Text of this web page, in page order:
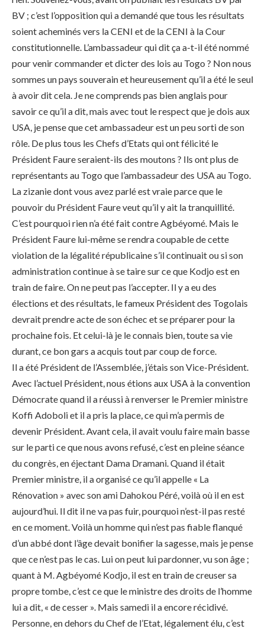
BV ; c’est l’opposition qui a demandé que tous les résultats
soient acheminés vers la CENI et de la CENI à la Cour
constitutionnelle. L’ambassadeur qui dit ça a-t-il été nommé
pour venir commander et dicter des lois au Togo ? Non nous
sommes un pays souverain et heureusement qu’il a été le seul
à avoir dit cela. Je ne comprends pas bien anglais pour
savoir ce qu’il a dit, mais avec tout le respect que je dois aux
USA, je pense que cet ambassadeur est un peu sorti de son
rôle. De plus tous les Chefs d’Etats qui ont félicité le
Président Faure seraient-ils des moutons ? Ils ont plus de
représentants au Togo que l’ambassadeur des USA au Togo.
La zizanie dont vous avez parlé est vraie parce que le
pouvoir du Président Faure veut qu’il y ait la tranquillité.
C’est pourquoi rien n’a été fait contre Agbéyomé. Mais le
Président Faure lui-même se rendra coupable de cette
violation de la légalité républicaine s’il continuait ou si son
administration continue à se taire sur ce que Kodjo est en
train de faire. On ne peut pas l’accepter. Il y a eu des
élections et des résultats, le fameux Président des Togolais
devrait prendre acte de son échec et se préparer pour la
prochaine fois. Et celui-là je le connais bien, toute sa vie
durant, ce bon gars a acquis tout par coup de force.
Il a été Président de l’Assemblée, j’étais son Vice-Président.
Avec l’actuel Président, nous étions aux USA à la convention
Démocrate quand il a réussi à renverser le Premier ministre
Koffi Adoboli et il a pris la place, ce qui m’a permis de
devenir Président. Avant cela, il avait voulu faire main basse
sur le parti ce que nous avons refusé, c’est en pleine séance
du congrès, en éjectant Dama Dramani. Quand il était
Premier ministre, il a organisé ce qu’il appelle « La
Rénovation » avec son ami Dahokou Péré, voilà où il en est
aujourd’hui. Il dit il ne va pas fuir, pourquoi n’est-il pas resté
en ce moment. Voilà un homme qui n’est pas fiable flanqué
d’un abbé dont l’âge devait bonifier la sagesse, mais je pense
que ce n’est pas le cas. Lui on peut lui pardonner, vu son âge ;
quant à M. Agbéyomé Kodjo, il est en train de creuser sa
propre tombe, c’est ce que le ministre des droits de l’homme
lui a dit, « de cesser ». Mais samedi il a encore récidivé.
Personne, en dehors du Chef de l’Etat, légalement élu, c’est